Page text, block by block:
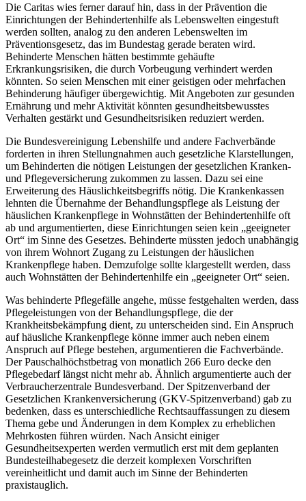
Die Caritas wies ferner darauf hin, dass in der Prävention die
Einrichtungen der Behindertenhilfe als Lebenswelten eingestuft
werden sollten, analog zu den anderen Lebenswelten im
Präventionsgesetz, das im Bundestag gerade beraten wird.
Behinderte Menschen hätten bestimmte gehäufte
Erkrankungsrisiken, die durch Vorbeugung verhindert werden
könnten. So seien Menschen mit einer geistigen oder mehrfachen
Behinderung häufiger übergewichtig. Mit Angeboten zur gesunden
Ernährung und mehr Aktivität könnten gesundheitsbewusstes
Verhalten gestärkt und Gesundheitsrisiken reduziert werden.
Die Bundesvereinigung Lebenshilfe und andere Fachverbände
forderten in ihren Stellungnahmen auch gesetzliche Klarstellungen,
um Behinderten die nötigen Leistungen der gesetzlichen Kranken-
und Pflegeversicherung zukommen zu lassen. Dazu sei eine
Erweiterung des Häuslichkeitsbegriffs nötig. Die Krankenkassen
lehnten die Übernahme der Behandlungspflege als Leistung der
häuslichen Krankenpflege in Wohnstätten der Behindertenhilfe oft
ab und argumentierten, diese Einrichtungen seien kein „geeigneter
Ort“ im Sinne des Gesetzes. Behinderte müssten jedoch unabhängig
von ihrem Wohnort Zugang zu Leistungen der häuslichen
Krankenpflege haben. Demzufolge sollte klargestellt werden, dass
auch Wohnstätten der Behindertenhilfe ein „geeigneter Ort“ seien.
Was behinderte Pflegefälle angehe, müsse festgehalten werden, dass
Pflegeleistungen von der Behandlungspflege, die der
Krankheitsbekämpfung dient, zu unterscheiden sind. Ein Anspruch
auf häusliche Krankenpflege könne immer auch neben einem
Anspruch auf Pflege bestehen, argumentieren die Fachverbände.
Der Pauschalhöchstbetrag von monatlich 266 Euro decke den
Pflegebedarf längst nicht mehr ab. Ähnlich argumentierte auch der
Verbraucherzentrale Bundesverband. Der Spitzenverband der
Gesetzlichen Krankenversicherung (GKV-Spitzenverband) gab zu
bedenken, dass es unterschiedliche Rechtsauffassungen zu diesem
Thema gebe und Änderungen in dem Komplex zu erheblichen
Mehrkosten führen würden. Nach Ansicht einiger
Gesundheitsexperten werden vermutlich erst mit dem geplanten
Bundesteilhabegesetz die derzeit komplexen Vorschriften
vereinheitlicht und damit auch im Sinne der Behinderten
praxistauglich.